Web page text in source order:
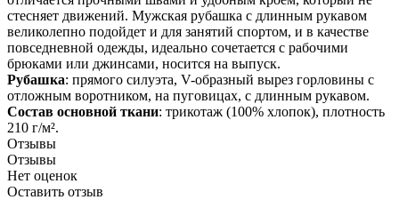
стесняет движений. Мужская рубашка с длинным рукавом
великолепно подойдет и для занятий спортом, и в качестве
повседневной одежды, идеально сочетается с рабочими
брюками или джинсами, носится на выпуск.
Рубашка: прямого силуэта, V-образный вырез горловины с
отложным воротником, на пуговицах, с длинным рукавом.
Состав основной ткани: трикотаж (100% хлопок), плотность
210 г/м².
Отзывы
Отзывы
Нет оценок
Оставить отзыв